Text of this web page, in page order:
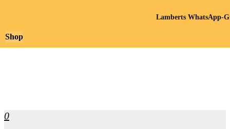
0
Shop
Lamberts WhatsApp-